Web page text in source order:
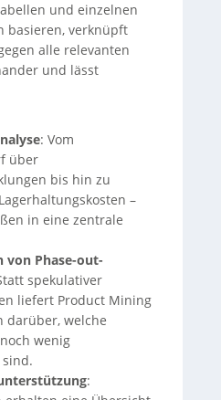
und einzelnen
basieren, verknüpft
alle relevanten
und lässt
: Vom
über
bis hin zu
–
in eine zentrale
Phase-out-
spekulativer
liefert Product Mining
darüber, welche
wenig
: